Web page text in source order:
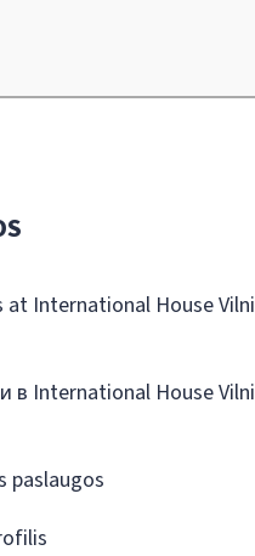
at International House
в International House
paslaugos